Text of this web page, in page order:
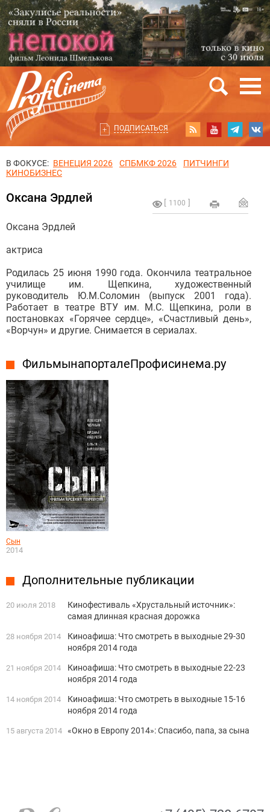
ПОДПИСАТЬСЯ
В ФОКУСЕ: ВЕНЕЦИЯ 2026 СПБМКФ 2026
ПИТЧИНГИ
КИНОБИЗНЕС
1100
Оксана Эрдлей
Оксана Эрдлей
актриса
Родилась 25 июня 1990 года. Окончила театральное
училище им. Щепкина, художественный
руководитель Ю.М.Соломин (выпуск 2001 года).
Работает в театре ВТУ им. М.С. Щепкина, роли в
постановках «Горячее сердце», «Счастливый день»,
«Ворчун» и другие. Снимается в сериалах.
Фильмы на портале Профисинема.ру
Сын
2014
Дополнительные публикации
20 июля 2018
Кинофестиваль «Хрустальный источник»:
самая длинная красная дорожка
28 ноября 2014
Киноафиша: Что смотреть в выходные 29-30
ноября 2014 года
21 ноября 2014
Киноафиша: Что смотреть в выходные 22-23
ноября 2014 года
14 ноября 2014
Киноафиша: Что смотреть в выходные 15-16
ноября 2014 года
15 августа 2014 «Окно в Европу 2014»: Спасибо, папа, за сына